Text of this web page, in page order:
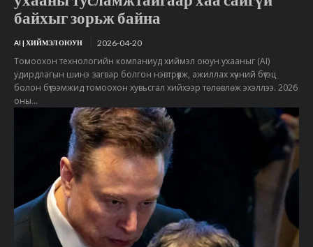
байхыг зорьж байна
AI | ХИЙМЭЛ ОЮУН 2026-04-20
Томоохон технологийн компаниуд хиймэл оюун ухааныг (AI)
удирдлагын шинэ загвар болгон нэвтрүүлж, ажиллах хүчний бүтэц
болон бүтээмжид томоохон хувьсгал хийхээр төлөвлөж эхэллээ. 2026
оны...